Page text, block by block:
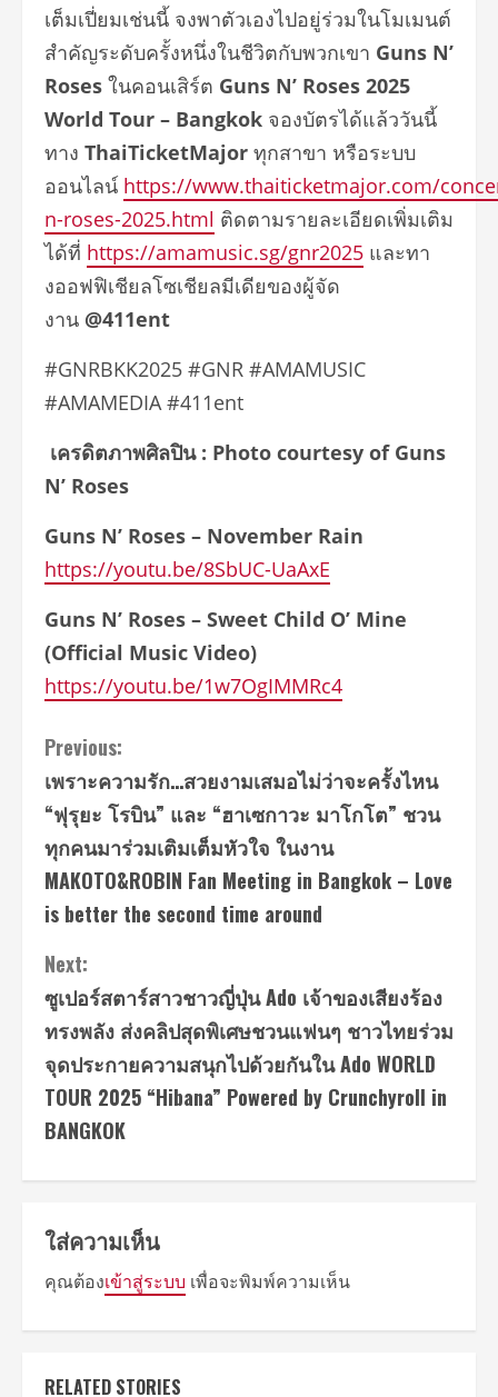
เต็มเปี่ยมเช่นนี้ จงพาตัวเองไปอยู่ร่วมในโมเมนต์
สำคัญระดับครั้งหนึ่งในชีวิตกับพวกเขา Guns N’
Roses ในคอนเสิร์ต Guns N’ Roses 2025
World Tour – Bangkok จองบัตรได้แล้ววันนี้
ทาง ThaiTicketMajor ทุกสาขา หรือระบบ
ออนไลน์ https://www.thaiticketmajor.com/
n-roses-2025.html ติดตามรายละเอียดเพิ่มเติม
ได้ที่ https://amamusic.sg/gnr2025 และทา
งออฟฟิเชียลโซเชียลมีเดียของผู้จัด
งาน @411ent
#GNRBKK2025 #GNR #AMAMUSIC
#AMAMEDIA #411ent
เครดิตภาพศิลปิน : Photo courtesy of Guns
N’ Roses
Guns N’ Roses – November Rain
https://youtu.be/8SbUC-UaAxE
Guns N’ Roses – Sweet Child O’ Mine
(Official Music Video)
https://youtu.be/1w7OgIMMRc4
Continue
Reading
Previous:
เพราะความรัก…สวยงามเสมอไม่ว่าจะครั้งไหน
“ฟุรุยะ โรบิน” และ “ฮาเซกาวะ มาโกโต” ชวน
ทุกคนมาร่วมเติมเต็มหัวใจ ในงาน
MAKOTO&ROBIN Fan Meeting in Bangkok – Love
is better the second time around
Next:
ซูเปอร์สตาร์สาวชาวญี่ปุ่น Ado เจ้าของเสียงร้อง
ทรงพลัง ส่งคลิปสุดพิเศษชวนแฟนๆ ชาวไทยร่วม
จุดประกายความสนุกไปด้วยกันใน Ado WORLD
TOUR 2025 “Hibana” Powered by Crunchyroll in
BANGKOK
ใส่ความเห็น
คุณต้องเข้าสู่ระบบ เพื่อจะพิมพ์ความเห็น
RELATED STORIES